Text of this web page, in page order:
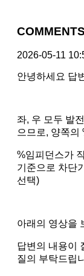
COMMENTS
2026-05-11
안녕하세요 답
좌, 우 모두 발
으므로, 양쪽의
%임피던스가
기준으로 차단
선택)
아래의 영상을
답변의 내용이
질의 부탁드립